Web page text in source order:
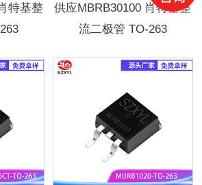
特基整
供应MBRB30100 肖特基整
流二极管 TO-263